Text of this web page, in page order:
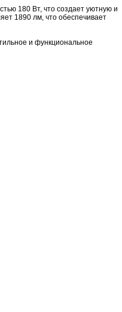
180 Вт, что создает уютную и
1890 лм, что обеспечивает
и функциональное